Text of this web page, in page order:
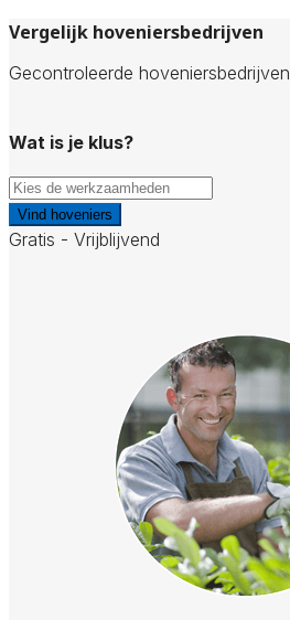
Vergelijk hoveniersbedrijven
Gecontroleerde hoveniersbedrijven
Wat is je klus?
Vind hoveniers
Gratis - Vrijblijvend